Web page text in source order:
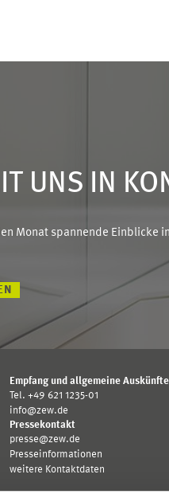
UNS IN
Monat spannende Einblicke
Empfang und allgemeine Auskünfte
Tel. +49 621 1235-01
info@zew.de
Pressekontakt
presse@zew.de
Presseinformationen
weitere Kontaktdaten